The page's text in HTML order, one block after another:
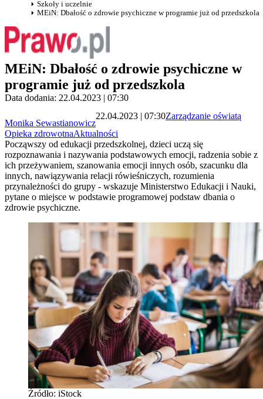
Szkoły i uczelnie
MEiN: Dbałość o zdrowie psychiczne w programie już od przedszkola
MEiN: Dbałość o zdrowie psychiczne w
programie już od przedszkola
Data dodania: 22.04.2023 | 07:30
Monika Sewastianowicz
22.04.2023 | 07:30Zarządzanie oświatą
Opieka zdrowotnaAktualności
Począwszy od edukacji przedszkolnej, dzieci uczą się
rozpoznawania i nazywania podstawowych emocji, radzenia sobie z
ich przeżywaniem, szanowania emocji innych osób, szacunku dla
innych, nawiązywania relacji rówieśniczych, rozumienia
przynależności do grupy - wskazuje Ministerstwo Edukacji i Nauki,
pytane o miejsce w podstawie programowej podstaw dbania o
zdrowie psychiczne.
Źródło: iStock